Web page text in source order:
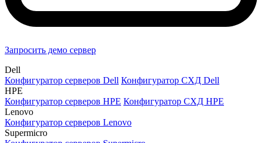
Запросить демо сервер
Dell
Конфигуратор серверов Dell Конфигуратор СХД Dell
HPE
Конфигуратор серверов HPE Конфигуратор СХД HPE
Lenovo
Конфигуратор серверов Lenovo
Supermicro